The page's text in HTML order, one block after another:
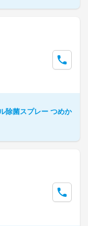
除菌スプレー つめか